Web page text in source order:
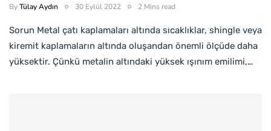
ByTülay Aydın 30 Eylül 2022 2 Mins read
Sorun Metal çatı kaplamaları altında sıcaklıklar, shingle veya
kiremit kaplamaların altında oluşandan önemli ölçüde daha
yüksektir. Çünkü metalin altındaki yüksek ışınım emilimi,…